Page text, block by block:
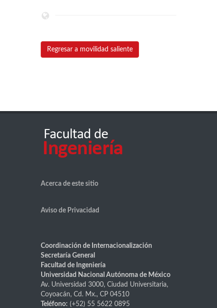
Regresar a movilidad saliente
Acerca de este sitio
Aviso de Privacidad
Coordinación de Internacionalización
Secretaría General
Facultad de Ingeniería
Universidad Nacional Autónoma de México
Av. Universidad 3000, Ciudad Universitaria,
Coyoacán, Cd. Mx., CP 04510
Teléfono: (+52) 55 5622 0895